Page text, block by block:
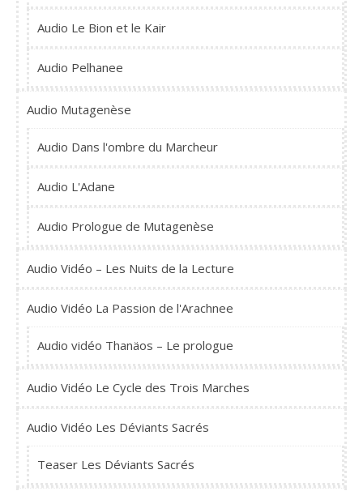
Audio Le Bion et le Kair
Audio Pelhanee
Audio Mutagenèse
Audio Dans l'ombre du Marcheur
Audio L'Adane
Audio Prologue de Mutagenèse
Audio Vidéo – Les Nuits de la Lecture
Audio Vidéo La Passion de l'Arachnee
Audio vidéo Thanäos – Le prologue
Audio Vidéo Le Cycle des Trois Marches
Audio Vidéo Les Déviants Sacrés
Teaser Les Déviants Sacrés